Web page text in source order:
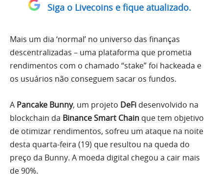
Siga o Livecoins e fique atualizado.
Mais um dia ‘normal’ no universo das finanças
descentralizadas – uma plataforma que prometia
rendimentos com o chamado “stake” foi hackeada e
os usuários não conseguem sacar os fundos.
A Pancake Bunny, um projeto DeFi desenvolvido na
blockchain da Binance Smart Chain que tem objetivo
de otimizar rendimentos, sofreu um ataque na noite
desta quarta-feira (19) que resultou na queda do
preço da Bunny. A moeda digital chegou a cair mais
de 90%.